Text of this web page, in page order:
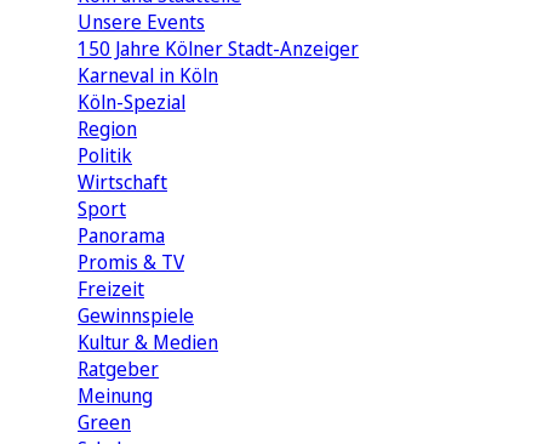
Unsere Events
150 Jahre Kölner Stadt-Anzeiger
Karneval in Köln
Köln-Spezial
Region
Politik
Wirtschaft
Sport
Panorama
Promis & TV
Freizeit
Gewinnspiele
Kultur & Medien
Ratgeber
Meinung
Green